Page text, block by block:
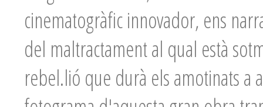
cinematogràfic innovador, ens
del maltractament al qual està
rebel.lió que durà els amotinats a